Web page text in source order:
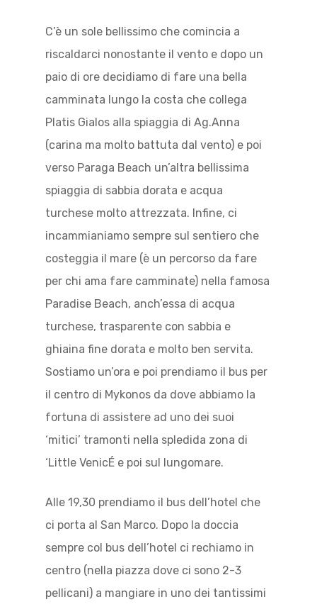
C’è un sole bellissimo che comincia a
riscaldarci nonostante il vento e dopo un
paio di ore decidiamo di fare una bella
camminata lungo la costa che collega
Platis Gialos alla spiaggia di Ag.Anna
(carina ma molto battuta dal vento) e poi
verso Paraga Beach un’altra bellissima
spiaggia di sabbia dorata e acqua
turchese molto attrezzata. Infine, ci
incammianiamo sempre sul sentiero che
costeggia il mare (è un percorso da fare
per chi ama fare camminate) nella famosa
Paradise Beach, anch’essa di acqua
turchese, trasparente con sabbia e
ghiaina fine dorata e molto ben servita.
Sostiamo un’ora e poi prendiamo il bus per
il centro di Mykonos da dove abbiamo la
fortuna di assistere ad uno dei suoi
‘mitici’ tramonti nella spledida zona di
‘Little VenicÉ e poi sul lungomare.
Alle 19,30 prendiamo il bus dell’hotel che
ci porta al San Marco. Dopo la doccia
sempre col bus dell’hotel ci rechiamo in
centro (nella piazza dove ci sono 2-3
pellicani) a mangiare in uno dei tantissimi